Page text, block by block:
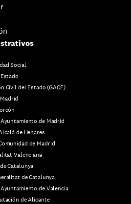
Social
Civil del Estado (GACE)
de Madrid
de Henares
de Madrid
Valenciana
Catalunya
de Catalunya
de Valencia
de Alicante